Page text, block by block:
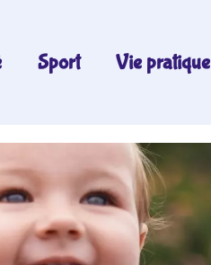
Sport Vie pratique